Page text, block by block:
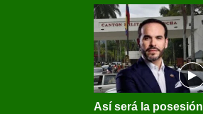
Así será la posesión